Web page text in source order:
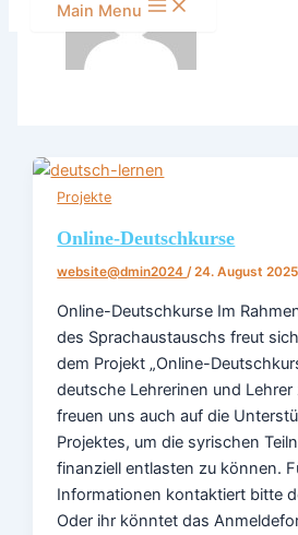
Main Menu
Projekte
Online-Deutschkurse
website@dmin2024/24. August 2025
Online-Deutschkurse Im
des Sprachaustauschs freut
dem Projekt „Online-
deutsche Lehrerinen und
freuen uns auch auf die
Projektes, um die syrischen
finanziell entlasten zu können.
Informationen kontaktiert bitte
Oder ihr könntet das